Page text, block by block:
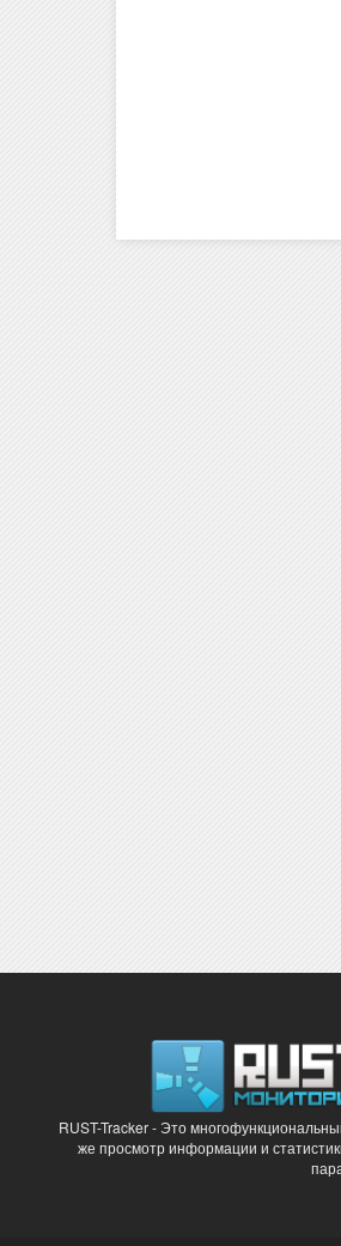
RUST-Tracker - Это
же просмотр информации и